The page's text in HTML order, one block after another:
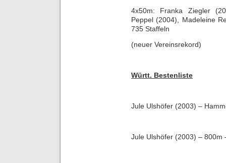
4x50m: Franka Ziegler
Peppel (2004), Madeleine
735 Staffeln
(neuer Vereinsrekord)
Württ. Bestenliste
Jule Ulshöfer (2003) –
Jule Ulshöfer (2003) – 800m